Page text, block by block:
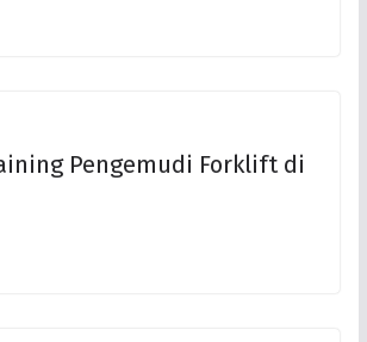
Pengemudi Forklift di